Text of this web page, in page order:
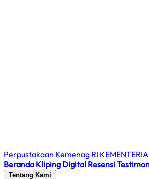
Perpustakaan Kemenag RI
Beranda Kliping Digital Resensi
Tentang Kami